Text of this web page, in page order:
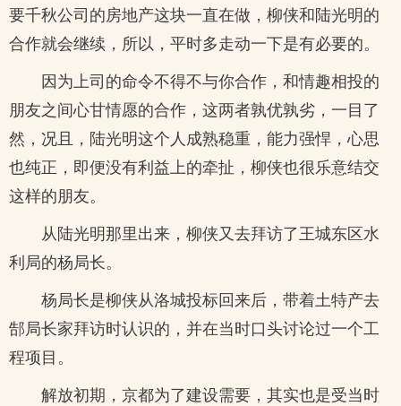
要千秋公司的房地产这块一直在做，柳侠和陆光明的
合作就会继续，所以，平时多走动一下是有必要的。
因为上司的命令不得不与你合作，和情趣相投的
朋友之间心甘情愿的合作，这两者孰优孰劣，一目了
然，况且，陆光明这个人成熟稳重，能力强悍，心思
也纯正，即便没有利益上的牵扯，柳侠也很乐意结交
这样的朋友。
从陆光明那里出来，柳侠又去拜访了王城东区水
利局的杨局长。
杨局长是柳侠从洛城投标回来后，带着土特产去
郜局长家拜访时认识的，并在当时口头讨论过一个工
程项目。
解放初期，京都为了建设需要，其实也是受当时